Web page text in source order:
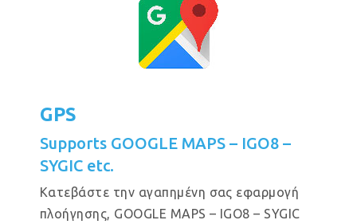
GPS
Supports GOOGLE MAPS – IGO8 –
SYGIC etc.
Κατεβάστε την αγαπημένη σας εφαρμογή
πλοήγησης, GOOGLE MAPS – IGO8 – SYGIC